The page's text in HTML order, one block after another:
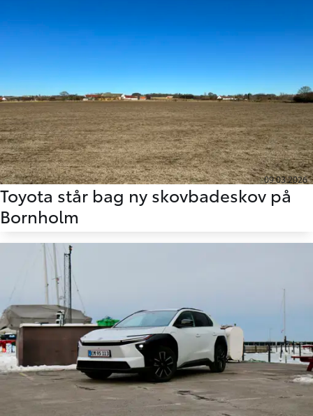
09.03.2026
Toyota står bag ny skovbadeskov på
Bornholm